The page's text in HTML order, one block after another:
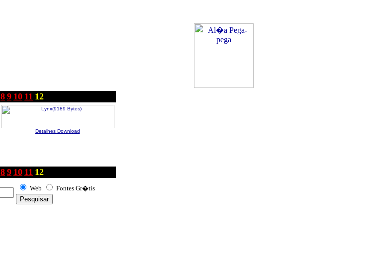
8 9 10 11 12
Detalhes Download
8 9 10 11 12
Web Fontes Gr�tis